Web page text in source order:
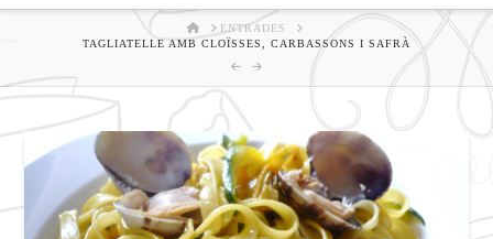
HOMEENTRADES
TAGLIATELLE AMB CLOÏSSES, CARBASSONS I SAFRÀ